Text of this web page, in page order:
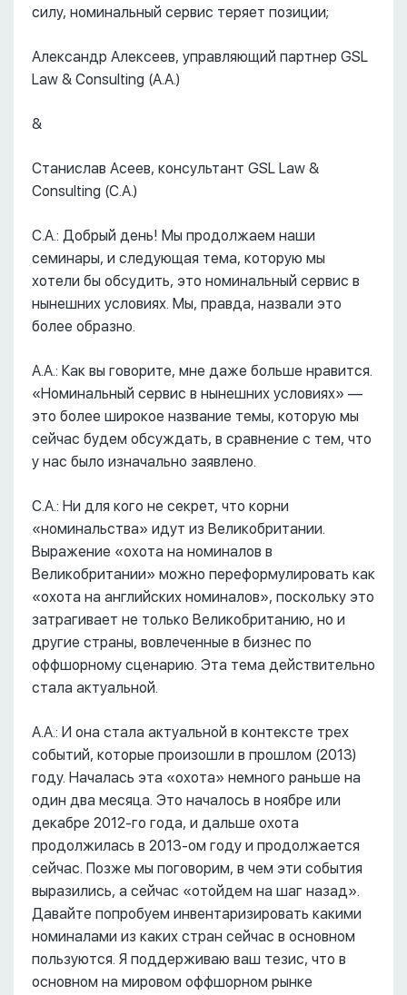
силу, номинальный сервис теряет позиции;
Александр Алексеев, управляющий партнер GSL
Law & Consulting (А.А.)
&
Станислав Асеев, консультант GSL Law &
Consulting (С.А.)
С.А.: Добрый день! Мы продолжаем наши
семинары, и следующая тема, которую мы
хотели бы обсудить, это номинальный сервис в
нынешних условиях. Мы, правда, назвали это
более образно.
А.А.: Как вы говорите, мне даже больше нравится.
«Номинальный сервис в нынешних условиях» ––
это более широкое название темы, которую мы
сейчас будем обсуждать, в сравнение с тем, что
у нас было изначально заявлено.
С.А.: Ни для кого не секрет, что корни
«номинальства» идут из Великобритании.
Выражение «охота на номиналов в
Великобритании» можно переформулировать как
«охота на английских номиналов», поскольку это
затрагивает не только Великобританию, но и
другие страны, вовлеченные в бизнес по
оффшорному сценарию. Эта тема действительно
стала актуальной.
А.А.: И она стала актуальной в контексте трех
событий, которые произошли в прошлом (2013)
году. Началась эта «охота» немного раньше на
один два месяца. Это началось в ноябре или
декабре 2012-го года, и дальше охота
продолжилась в 2013-ом году и продолжается
сейчас. Позже мы поговорим, в чем эти события
выразились, а сейчас «отойдем на шаг назад».
Давайте попробуем инвентаризировать какими
номиналами из каких стран сейчас в основном
пользуются. Я поддерживаю ваш тезис, что в
основном на мировом оффшорном рынке